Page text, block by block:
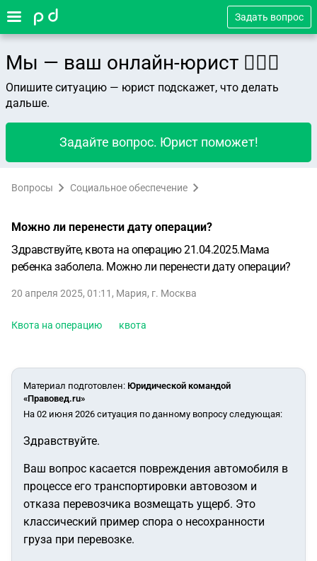
Задать вопрос
Мы — ваш онлайн-юрист 👨🏻‍⚖️
Опишите ситуацию — юрист подскажет, что делать
дальше.
Задайте вопрос. Юрист поможет!
Вопросы Социальное обеспечение
Можно ли перенести дату операции?
Здравствуйте, квота на операцию 21.04.2025.Мама
ребенка заболела. Можно ли перенести дату операции?
20 апреля 2025, 01:11 , Мария, г. Москва
Квота на операцию квота
Материал подготовлен: Юридической командой
«Правовед.ru»
На 02 июня 2026 ситуация по данному вопросу следующая:
Здравствуйте.
Ваш вопрос касается повреждения автомобиля в
процессе его транспортировки автовозом и
отказа перевозчика возмещать ущерб. Это
классический пример спора о несохранности
груза при перевозке.